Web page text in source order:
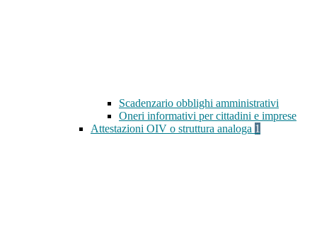
Scadenzario obblighi amministrativi
Oneri informativi per cittadini e imprese
Attestazioni OIV o struttura analoga 1